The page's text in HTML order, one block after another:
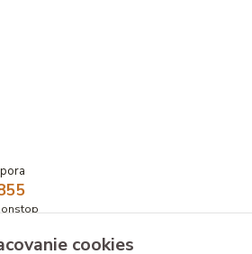
cookies